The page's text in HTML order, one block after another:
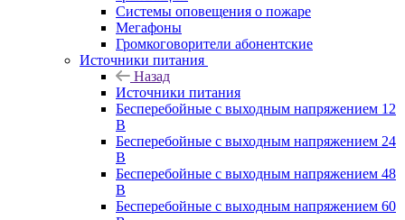
Системы оповещения о пожаре
Мегафоны
Громкоговорители абонентские
Источники питания
Назад
Источники питания
Бесперебойные с выходным напряжением 12
В
Бесперебойные с выходным напряжением 24
В
Бесперебойные с выходным напряжением 48
В
Бесперебойные с выходным напряжением 60